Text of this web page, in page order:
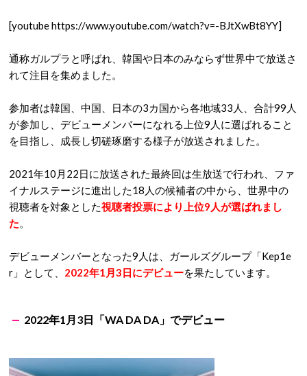
[youtube https://www.youtube.com/watch?v=-BJtXwBt8YY]
通称ガルプラと呼ばれ、韓国や日本のみならず世界中で放送さ
れて注目を集めました。
参加者は韓国、中国、日本の3カ国から各地域33人、合計99人
が参加し、デビューメンバーになれる上位9人に選ばれること
を目指し、成長し切磋琢磨する様子が放送されました。
2021年10月22日に放送された最終回は生放送で行われ、ファ
イナルステージに進出した18人の候補者の中から、世界中の
視聴者を対象とした視聴者投票により上位9人が選ばれまし
た。
デビューメンバーとなった9人は、ガールズグループ「Kep1e
r」として、 2022年1月3日にデビューを果たしています。
2022年1月3日「WA DA DA」でデビュー